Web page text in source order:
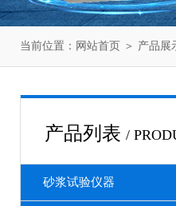
当前位置： 网站首页 ＞ 产品展
产品列表 /
砂浆试验仪器